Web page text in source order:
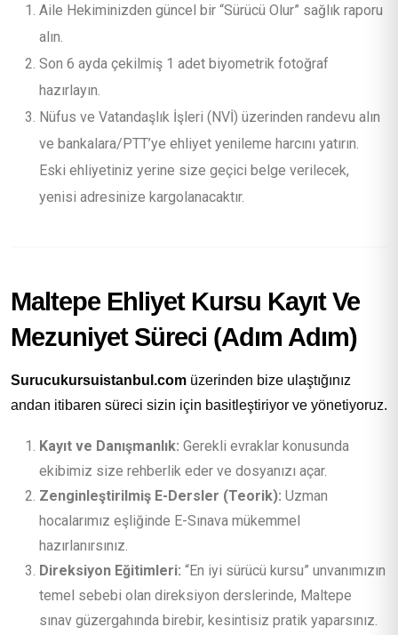
Aile Hekiminizden güncel bir “Sürücü Olur” sağlık raporu
alın.
Son 6 ayda çekilmiş 1 adet biyometrik fotoğraf
hazırlayın.
Nüfus ve Vatandaşlık İşleri (NVİ) üzerinden randevu alın
ve bankalara/PTT’ye ehliyet yenileme harcını yatırın.
Eski ehliyetiniz yerine size geçici belge verilecek,
yenisi adresinize kargolanacaktır.
Maltepe Ehliyet Kursu Kayıt Ve
Mezuniyet Süreci (Adım Adım)
Surucukursuistanbul.com üzerinden bize ulaştığınız
andan itibaren süreci sizin için basitleştiriyor ve yönetiyoruz.
Kayıt ve Danışmanlık: Gerekli evraklar konusunda
ekibimiz size rehberlik eder ve dosyanızı açar.
Zenginleştirilmiş E-Dersler (Teorik): Uzman
hocalarımız eşliğinde E-Sınava mükemmel
hazırlanırsınız.
Direksiyon Eğitimleri: “En iyi sürücü kursu” unvanımızın
temel sebebi olan direksiyon derslerinde, Maltepe
sınav güzergahında birebir, kesintisiz pratik yaparsınız.